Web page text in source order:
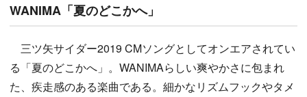
WANIMA「夏のどこかへ」
三ツ矢サイダー2019 CMソングとしてオンエアされてい
る「夏のどこかへ」。WANIMAらしい爽やかさに包まれ
た、疾走感のある楽曲である。細かなリズムフックやタメ